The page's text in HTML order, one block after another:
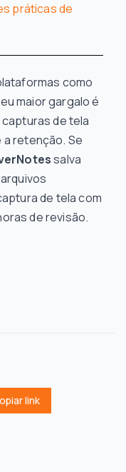
práticas de
como
maior gargalo é
de tela
retenção. Se
salva
de tela com
de revisão.
link